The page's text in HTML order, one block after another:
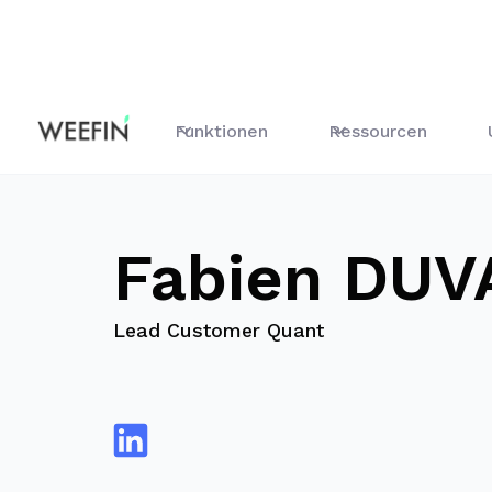
Funktionen Ressourcen
Blog Fabien DUVACHER
Fabien
Lead Customer Quant